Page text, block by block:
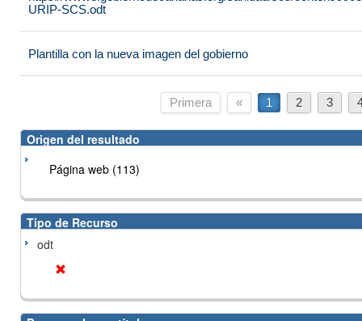
URIP-SCS.odt
Plantilla con la nueva imagen del gobierno
Primera « 1 2 3
Origen del resultado
Página web (113)
Tipo de Recurso
odt